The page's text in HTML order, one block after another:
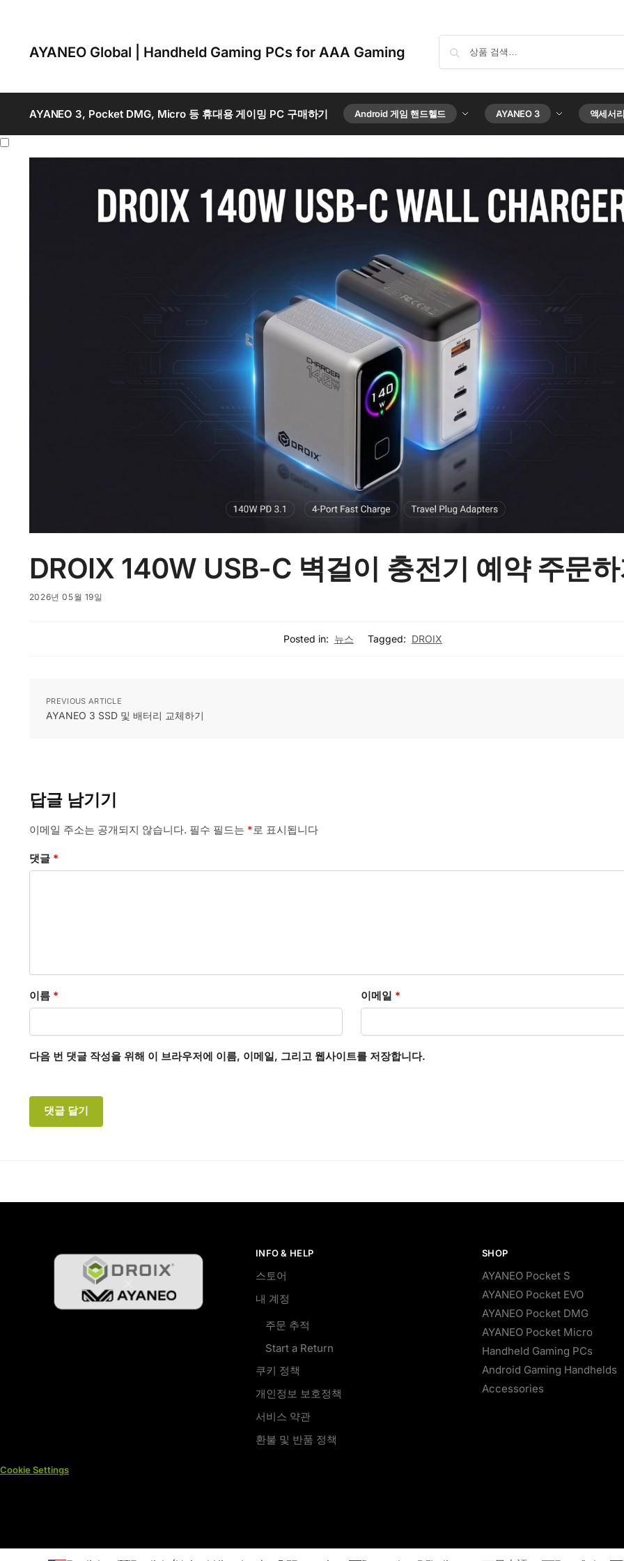
AYANEO Global | Handheld Gaming PCs for AAA Gaming
AYANEO 3, Pocket DMG, Micro 등 휴대용 게이밍 PC 구매하기 Android 게임 핸드헬드 AYANEO 3 액세서
DROIX 140W USB-C 벽걸이 충전기 예약 주문
2026년 05월 19일
Posted in: 뉴스 Tagged: DROIX
PREVIOUS ARTICLE
AYANEO 3 SSD 및 배터리 교체하기
답글 남기기
이메일 주소는 공개되지 않습니다. 필수 필드는 *로 표시됩니다
댓글 *
이름 * 이메일 *
다음 번 댓글 작성을 위해 이 브라우저에 이름, 이메일, 그리고 웹사이트를 저장합니다.
INFO & HELP
스토어
내 계정
주문 추적
Start a Return
쿠키 정책
개인정보 보호정책
서비스 약관
환불 및 반품 정책
SHOP
AYANEO Pocket S
AYANEO Pocket EVO
AYANEO Pocket DMG
AYANEO Pocket Micro
Handheld Gaming PCs
Android Gaming Handhelds
Accessories
Cookie Settings